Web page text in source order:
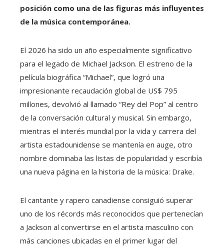
posición como una de las figuras más influyentes
de la música contemporánea.
El 2026 ha sido un año especialmente significativo
para el legado de Michael Jackson. El estreno de la
película biográfica “Michael”, que logró una
impresionante recaudación global de US$ 795
millones, devolvió al llamado “Rey del Pop” al centro
de la conversación cultural y musical. Sin embargo,
mientras el interés mundial por la vida y carrera del
artista estadounidense se mantenía en auge, otro
nombre dominaba las listas de popularidad y escribía
una nueva página en la historia de la música: Drake.
El cantante y rapero canadiense consiguió superar
uno de los récords más reconocidos que pertenecían
a Jackson al convertirse en el artista masculino con
más canciones ubicadas en el primer lugar del